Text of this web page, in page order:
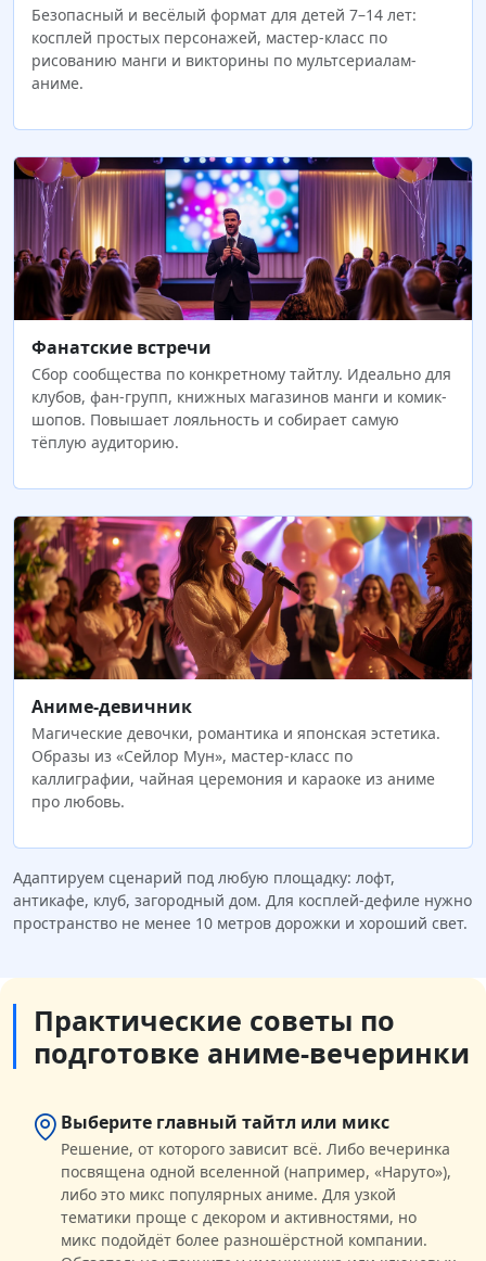
Безопасный и весёлый формат для детей 7–14 лет:
косплей простых персонажей, мастер-класс по
рисованию манги и викторины по мультсериалам-
аниме.
Фанатские встречи
Сбор сообщества по конкретному тайтлу. Идеально для
клубов, фан-групп, книжных магазинов манги и комик-
шопов. Повышает лояльность и собирает самую
тёплую аудиторию.
Аниме-девичник
Магические девочки, романтика и японская эстетика.
Образы из «Сейлор Мун», мастер-класс по
каллиграфии, чайная церемония и караоке из аниме
про любовь.
Адаптируем сценарий под любую площадку: лофт,
антикафе, клуб, загородный дом. Для косплей-дефиле нужно
пространство не менее 10 метров дорожки и хороший свет.
Практические советы по
подготовке аниме-вечеринки
Выберите главный тайтл или микс
Решение, от которого зависит всё. Либо вечеринка
посвящена одной вселенной (например, «Наруто»),
либо это микс популярных аниме. Для узкой
тематики проще с декором и активностями, но
микс подойдёт более разношёрстной компании.